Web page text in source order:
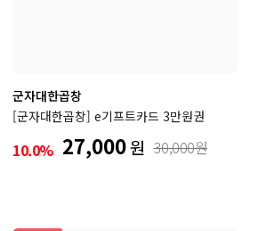
군자대한곱창
[군자대한곱창] e기프트카드 3만원권
10.0% 27,000원 30,000원